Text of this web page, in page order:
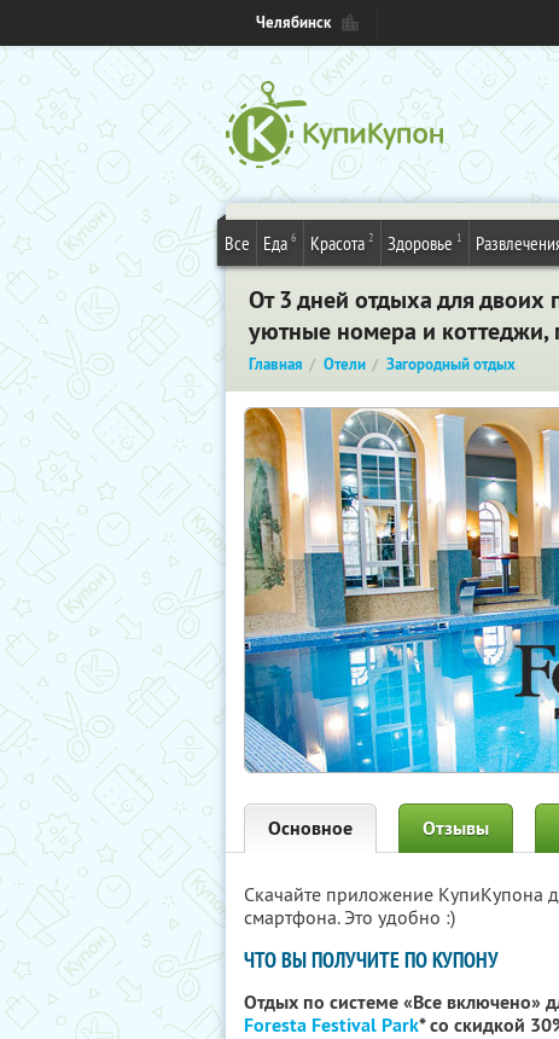
Челябинск
Все Еда 6 Красота 2 Здоровье 1
От 3 дней отдыха для двоих
уютные номера и коттеджи,
Главная Отели Загородный отдых
Основное Отзывы
Скачайте приложение КупиКупона
смартфона. Это удобно :)
ЧТО ВЫ ПОЛУЧИТЕ ПО КУПОНУ
Отдых по системе «Все включено»
Foresta Festival Park*со скидкой